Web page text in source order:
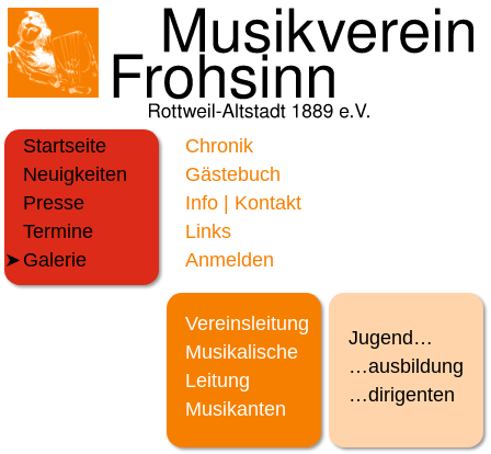
Startseite
Neuigkeiten
Presse
Termine
Galerie
Chronik
Gästebuch
Info | Kontakt
Links
Anmelden
Vereinsleitung
Musikalische
Leitung
Musikanten
Jugend…
…ausbildung
…dirigenten